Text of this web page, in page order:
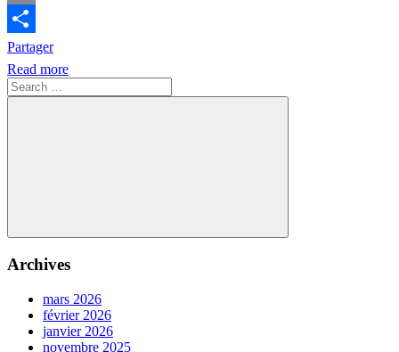
Email
Partager
Read more
Search
for:
Search
Archives
mars 2026
février 2026
janvier 2026
novembre 2025